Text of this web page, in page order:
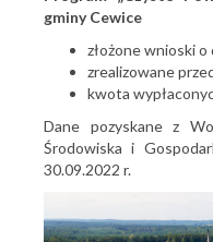
gminy Cewice
złożone wnioski
zrealizowane
kwota
Dane pozyskane z
Środowiska i
30.09.2022 r.